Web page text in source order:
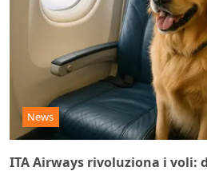
News
ITA Airways rivoluziona i voli: